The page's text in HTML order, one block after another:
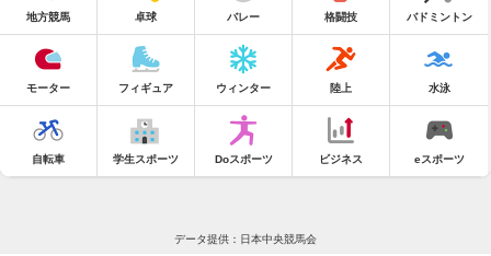
地方競馬 卓球 バレー 格闘技 バドミントン
モーター フィギュア ウィンター 陸上 水泳
自転車 学生スポーツ Doスポーツ ビジネス eスポーツ
データ提供：日本中央競馬会